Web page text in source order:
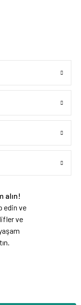
alın!
edin ve
ve